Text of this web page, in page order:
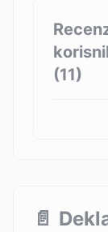
(11)
📄